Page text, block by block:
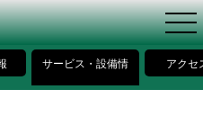
サービス・設備情
報
アクセ